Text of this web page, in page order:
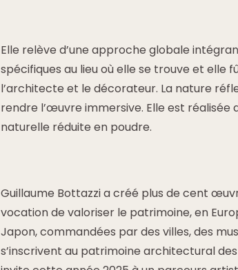
Elle relève d’une approche globale
spécifiques au lieu où elle se trouve et elle
l’architecte et le décorateur. La nature
rendre l’œuvre immersive. Elle est réalisée
naturelle réduite en poudre.
Guillaume Bottazzi a créé plus de cent
vocation de valoriser le patrimoine, en
Japon, commandées par des villes, des
s’inscrivent au patrimoine architectural des